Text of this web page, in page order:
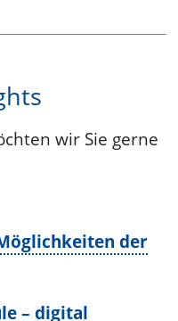
wir Sie gerne
der
– digital